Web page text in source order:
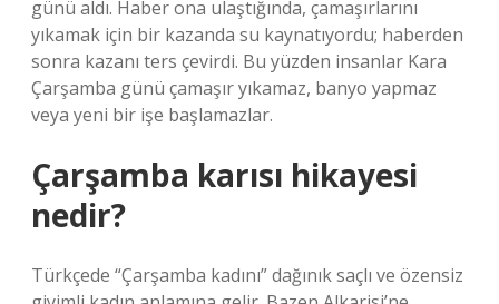
günü aldı. Haber ona ulaştığında, çamaşırlarını
yıkamak için bir kazanda su kaynatıyordu; haberden
sonra kazanı ters çevirdi. Bu yüzden insanlar Kara
Çarşamba günü çamaşır yıkamaz, banyo yapmaz
veya yeni bir işe başlamazlar.
Çarşamba karısı hikayesi
nedir?
Türkçede “Çarşamba kadını” dağınık saçlı ve özensiz